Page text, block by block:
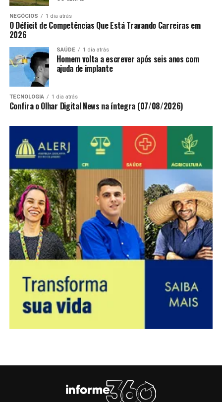
NEGÓCIOS 1 dia atrás
O Déficit de Competências Que Está Travando Carreiras em
2026
SAÚDE 1 dia atrás
Homem volta a escrever após seis anos com
ajuda de implante
TECNOLOGIA 1 dia atrás
Confira o Olhar Digital News na íntegra (07/08/2026)